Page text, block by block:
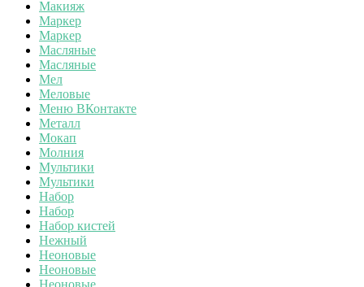
Макияж
Маркер
Маркер
Масляные
Масляные
Мел
Меловые
Меню ВКонтакте
Металл
Мокап
Молния
Мультики
Мультики
Набор
Набор
Набор кистей
Нежный
Неоновые
Неоновые
Неоновые